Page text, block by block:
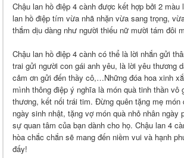
Chậu lan hồ điệp 4 cành được kết hợp bởi 2 màu
lan hồ điệp tím vừa nhã nhặn vừa sang trọng,
thắm dịu dàng như người thiếu nữ mười tám đôi
Chậu lan hồ điệp 4 cành có thể là lời nhắn gửi
trai gửi người con gái anh yêu, là lời yêu thương
cảm ơn gửi đến thầy cô,…Những đóa hoa xinh
mình thông điệp ý nghĩa là món quà tinh thần vô
thương, kết nối trái tim. Đừng quên tặng mẹ món
ngày sinh nhật, tặng vợ món quà nhỏ nhân
sự quan tâm của bạn dành cho họ. Chậu lan 4
hòa chắc chắn sẽ mang đến niềm vui và hạnh
đấy!